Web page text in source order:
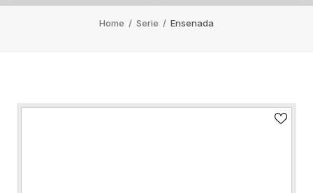
Home / Serie / Ensenada